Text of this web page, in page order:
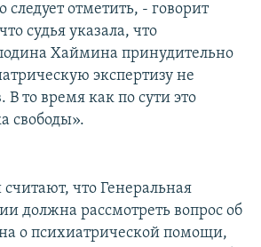
следует отметить, - говорит
судья указала, что
Хаймина принудительно
экспертизу не
В то время как по сути это
свободы».
что Генеральная
должна рассмотреть вопрос об
о психиатрической помощи,